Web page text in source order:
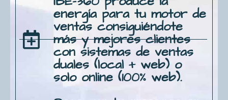
energía para tu motor de
ventas consiguiéndote
más y mejores clientes
con sistemas de ventas
duales (local + web) o
solo online (100% web).